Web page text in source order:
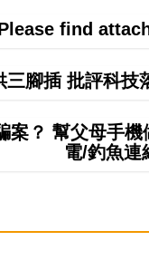
find
腳插 批評科技
？ 幫父母手
電/釣魚連